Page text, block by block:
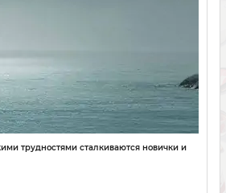
трудностями сталкиваются новички и